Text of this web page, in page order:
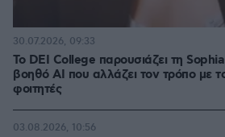
Το DEI College παρουσιάζει τη
βοηθό AI που αλλάζει τον τρόπο με
φοιτητές
30.07.2026, 09:33
03.08.2026, 10:56